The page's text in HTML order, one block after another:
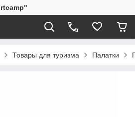
Товары для туризма Палатки